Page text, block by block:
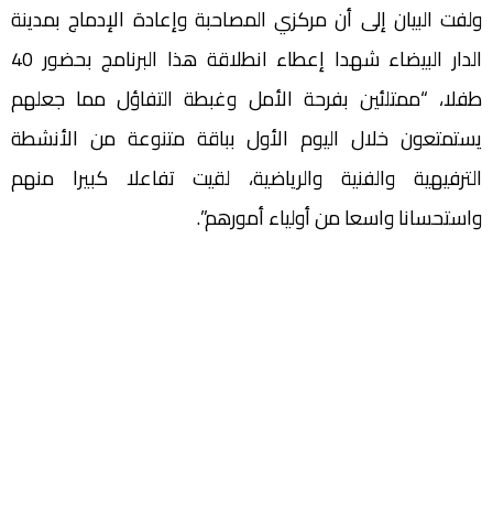
ولفت البيان إلى أن مركزي المصاحبة وإعادة الإدماج بمدينة
الدار البيضاء شهدا إعطاء انطلاقة هذا البرنامج بحضور 40
طفلا، “ممتلئين بفرحة الأمل وغبطة التفاؤل مما جعلهم
يستمتعون خلال اليوم الأول بباقة متنوعة من الأنشطة
الترفيهية والفنية والرياضية، لقيت تفاعلا كبيرا منهم
واستحسانا واسعا من أولياء أمورهم”.